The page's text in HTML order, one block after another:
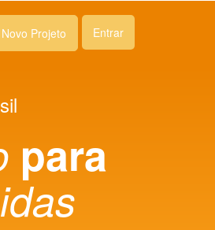
Projeto Entrar
para